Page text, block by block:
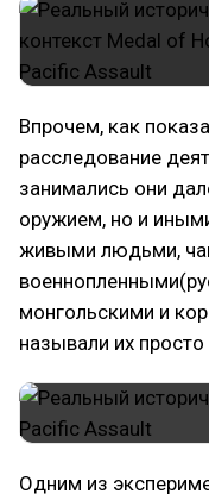
Впрочем, как
расследование
занимались они
оружием, но и
живыми людьми,
монгольскими и
называли их просто
Одним из